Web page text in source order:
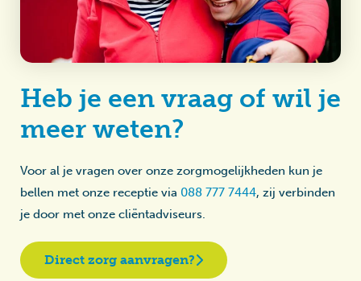
Heb je een vraag of wil je
meer weten?
Voor al je vragen over onze zorgmogelijkheden kun je
bellen met onze receptie via 088 777 7444, zij verbinden
je door met onze cliëntadviseurs.
Direct zorg aanvragen?